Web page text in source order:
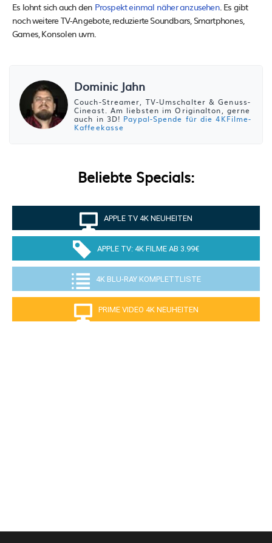
Es lohnt sich auch den Prospekt einmal näher anzusehen. Es gibt
noch weitere TV-Angebote, reduzierte Soundbars, Smartphones,
Games, Konsolen uvm.
Dominic Jahn
Couch-Streamer, TV-Umschalter & Genuss-
Cineast. Am liebsten im Originalton, gerne
auch in 3D! Paypal-Spende für die 4KFilme-
Kaffeekasse
Beliebte Specials:
APPLE TV 4K NEUHEITEN
APPLE TV: 4K FILME AB 3.99€
4K BLU-RAY KOMPLETTLISTE
PRIME VIDEO 4K NEUHEITEN